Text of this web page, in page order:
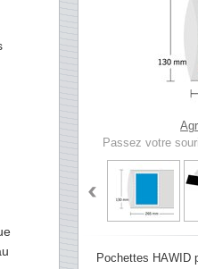
Passez votre
Pochettes HAWID